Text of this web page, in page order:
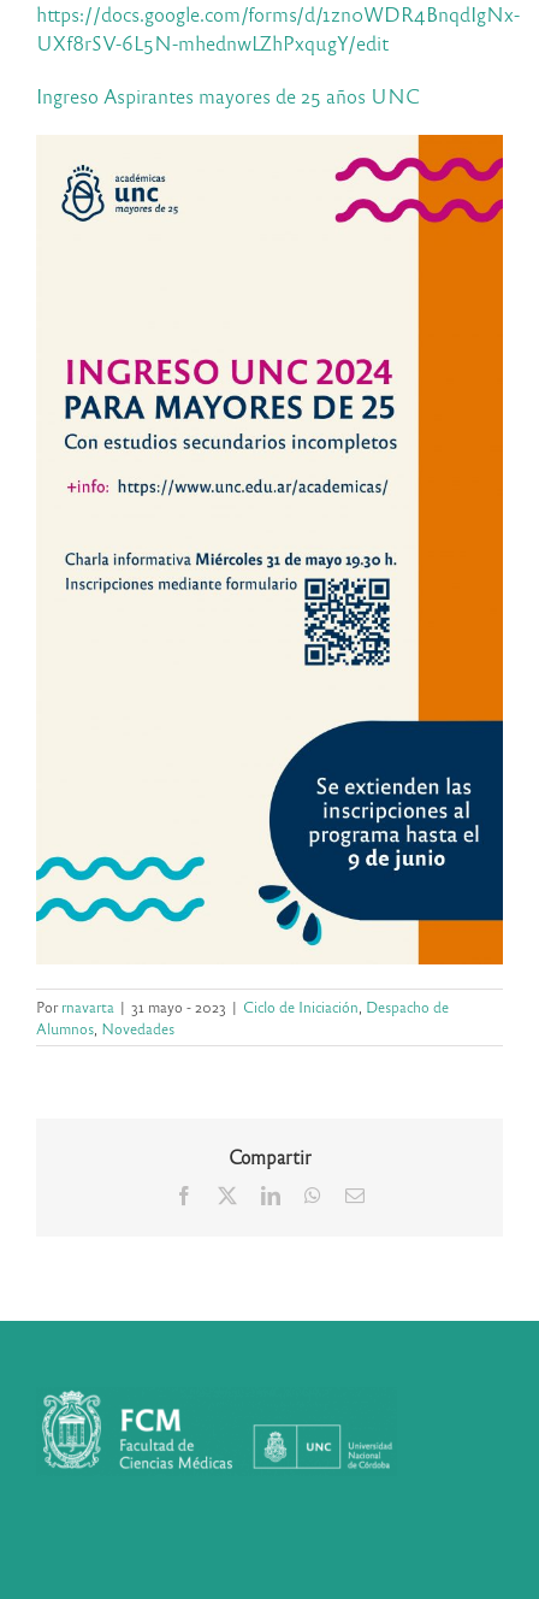
https://docs.google.com/forms/d/1zn0WDR4BnqdIgNx-
UXf8rSV-6L5N-mhednwLZhPxqugY/edit
Ingreso Aspirantes mayores de 25 años UNC
Porrnavarta | 31 mayo - 2023 | Ciclo de Iniciación Despacho de
Alumnos Novedades
Compartir
Facebook LinkedInWhatsApp
Correo